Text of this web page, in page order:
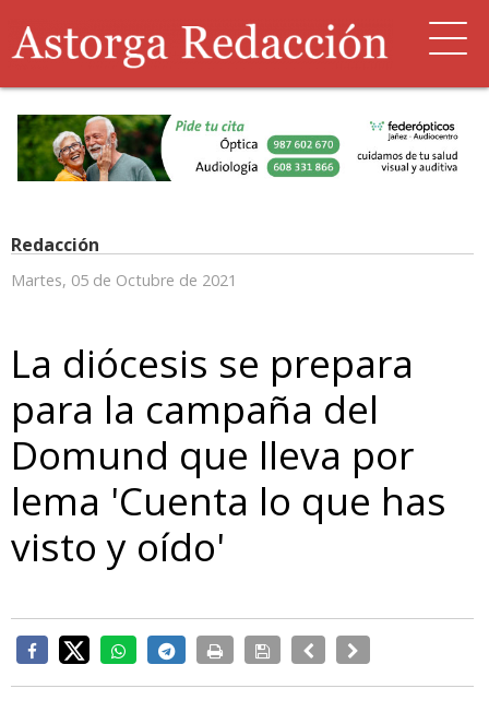
Redacción
Martes, 05 de Octubre de 2021
La diócesis se prepara
para la campaña del
Domund que lleva por
lema 'Cuenta lo que has
visto y oído'